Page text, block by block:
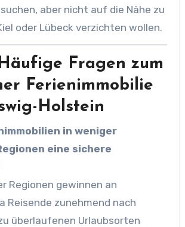
aber nicht auf die Nähe zu
oder Lübeck verzichten wollen.
Fragen zum
Ferienimmobilie
Holstein
in weniger
eine sichere
Regionen gewinnen an
Reisende zunehmend nach
überlaufenen Urlaubsorten